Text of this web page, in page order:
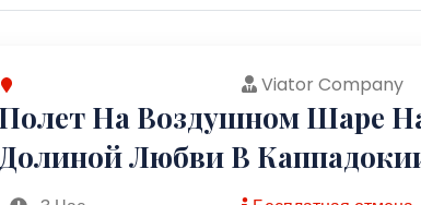
Viator Company
Полет На Воздушном Шаре
Долиной Любви В